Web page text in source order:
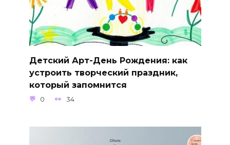
Детский Арт-День Рождения: как
устроить творческий праздник,
который запомнится
0 34